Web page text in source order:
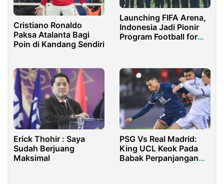
Cristiano Ronaldo
Paksa Atalanta Bagi
Poin di Kandang Sendiri
Launching FIFA Arena,
Indonesia Jadi Pionir
Program Football for
Erick Thohir : Saya
Sudah Berjuang
Maksimal
PSG Vs Real Madrid:
King UCL Keok Pada
Babak Perpanjangan